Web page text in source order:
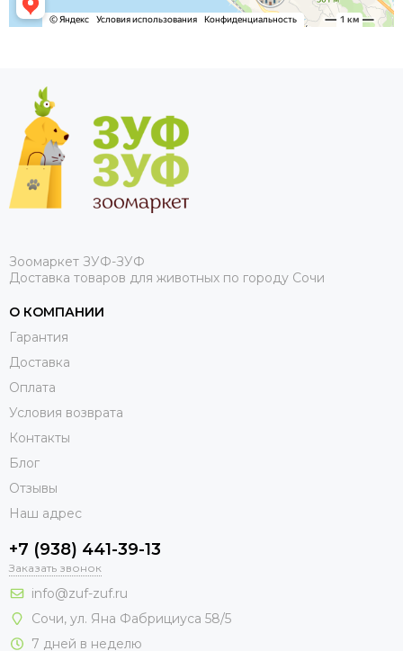
Зоомаркет ЗУФ-ЗУФ
Доставка товаров для животных по городу Сочи
О КОМПАНИИ
Гарантия
Доставка
Оплата
Условия возврата
Контакты
Блог
Отзывы
Наш адрес
+7 (938) 441-39-13
Заказать звонок
info@zuf-zuf.ru
Сочи, ул. Яна Фабрициуса 58/5
7 дней в неделю